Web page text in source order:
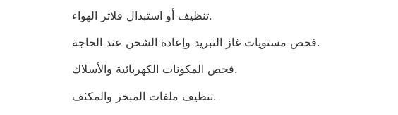
تنظيف أو استبدال فلاتر الهواء.
فحص مستويات غاز التبريد وإعادة الشحن عند الحاجة.
فحص المكونات الكهربائية والأسلاك.
تنظيف ملفات المبخر والمكثف.